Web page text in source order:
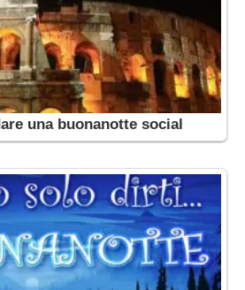
una buonanotte social